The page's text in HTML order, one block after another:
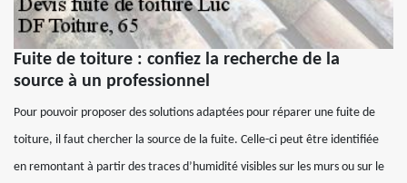
Fuite de toiture : confiez la recherche de la
source à un professionnel
Pour pouvoir proposer des solutions adaptées pour réparer une fuite de
toiture, il faut chercher la source de la fuite. Celle-ci peut être identifiée
en remontant à partir des traces d’humidité visibles sur les murs ou sur le